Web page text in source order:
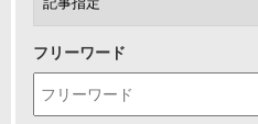
フリーワード